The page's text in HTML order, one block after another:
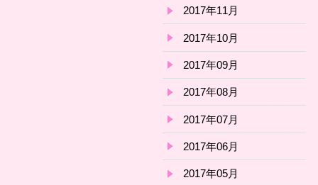
2017年11月
2017年10月
2017年09月
2017年08月
2017年07月
2017年06月
2017年05月